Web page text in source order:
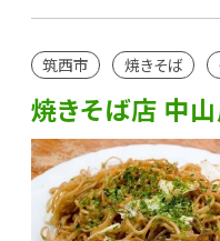
筑西市 焼きそば
焼きそば店 中